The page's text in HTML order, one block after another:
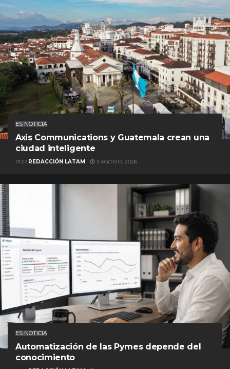
ES NOTICIA
Axis Communications y Guatemala crean una
ciudad inteligente
POR REDACCIÓN LATAM 3 AGOSTO, 2026
ES NOTICIA
Automatización de las Pymes depende del
conocimiento